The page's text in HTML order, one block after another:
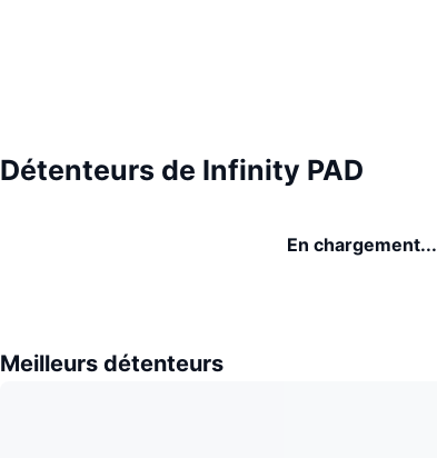
Détenteurs de Infinity PAD
En chargement...
Meilleurs détenteurs